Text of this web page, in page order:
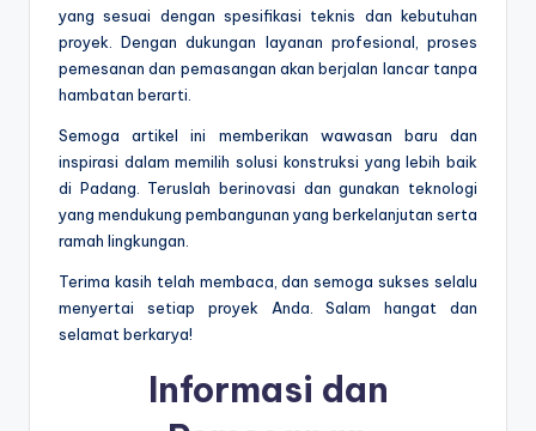
yang sesuai dengan spesifikasi teknis dan kebutuhan
proyek. Dengan dukungan layanan profesional, proses
pemesanan dan pemasangan akan berjalan lancar tanpa
hambatan berarti.
Semoga artikel ini memberikan wawasan baru dan
inspirasi dalam memilih solusi konstruksi yang lebih baik
di Padang. Teruslah berinovasi dan gunakan teknologi
yang mendukung pembangunan yang berkelanjutan serta
ramah lingkungan.
Terima kasih telah membaca, dan semoga sukses selalu
menyertai setiap proyek Anda. Salam hangat dan
selamat berkarya!
Informasi dan